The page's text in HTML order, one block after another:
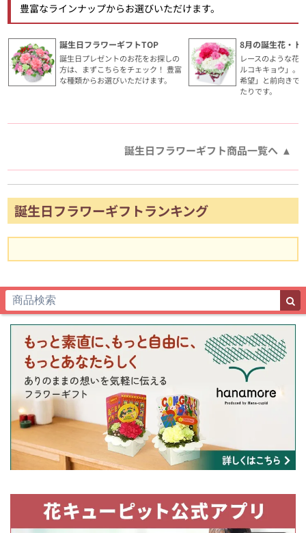
豊富なラインナップからお選びいただけます。
誕生日フラワーギフトTOP
誕生日プレゼントのお花をお探しの
方は、まずこちらをチェック！ 豊富
な種類からお選びいただけます。
8月の誕生花・ト
レースのような花
ルコキキョウ」。
希望」と前向きで
たりです。
誕生日フラワーギフト商品一覧へ
誕生日フラワーギフトランキング